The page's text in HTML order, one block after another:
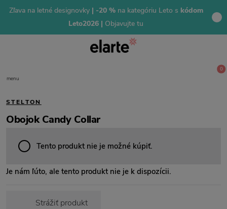
Zľava na letné designovky| -20 % na kategóriu Leto s kódom
Leto2026 | Objavujte tu
menu
0
STELTON
Obojok Candy Collar
Tento produkt nie je možné kúpiť.
Je nám ľúto, ale tento produkt nie je k dispozícii.
Strážiť produkt